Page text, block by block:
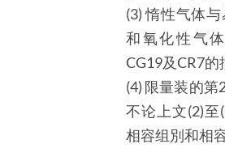
(3) 惰性气体
和氧化性气
CG19及CR7的
(4) 限量装的第
不论上文(2)至
相容组別和相